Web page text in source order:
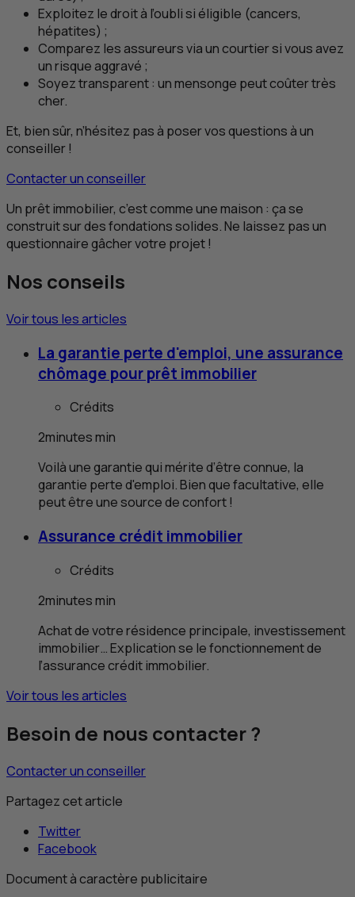
Exploitez le droit à l’oubli si éligible (cancers,
hépatites) ;
Comparez les assureurs via un courtier si vous avez
un risque aggravé ;
Soyez transparent : un mensonge peut coûter très
cher.
Et, bien sûr, n’hésitez pas à poser vos questions à un
conseiller !
Contacter un conseiller
Un prêt immobilier, c’est comme une maison : ça se
construit sur des fondations solides. Ne laissez pas un
questionnaire gâcher votre projet !
Nos conseils
Voir tous les articles
La garantie perte d'emploi, une assurance
chômage pour prêt immobilier
Crédits
2minutesmin
Voilà une garantie qui mérite d’être connue, la
garantie perte d'emploi. Bien que facultative, elle
peut être une source de confort !
Assurance crédit immobilier
Crédits
2minutesmin
Achat de votre résidence principale, investissement
immobilier… Explication se le fonctionnement de
l’assurance crédit immobilier.
Voir tous les articles
Besoin de nous contacter ?
Contacter un conseiller
Partagez cet article
Twitter
Facebook
Document à caractère publicitaire